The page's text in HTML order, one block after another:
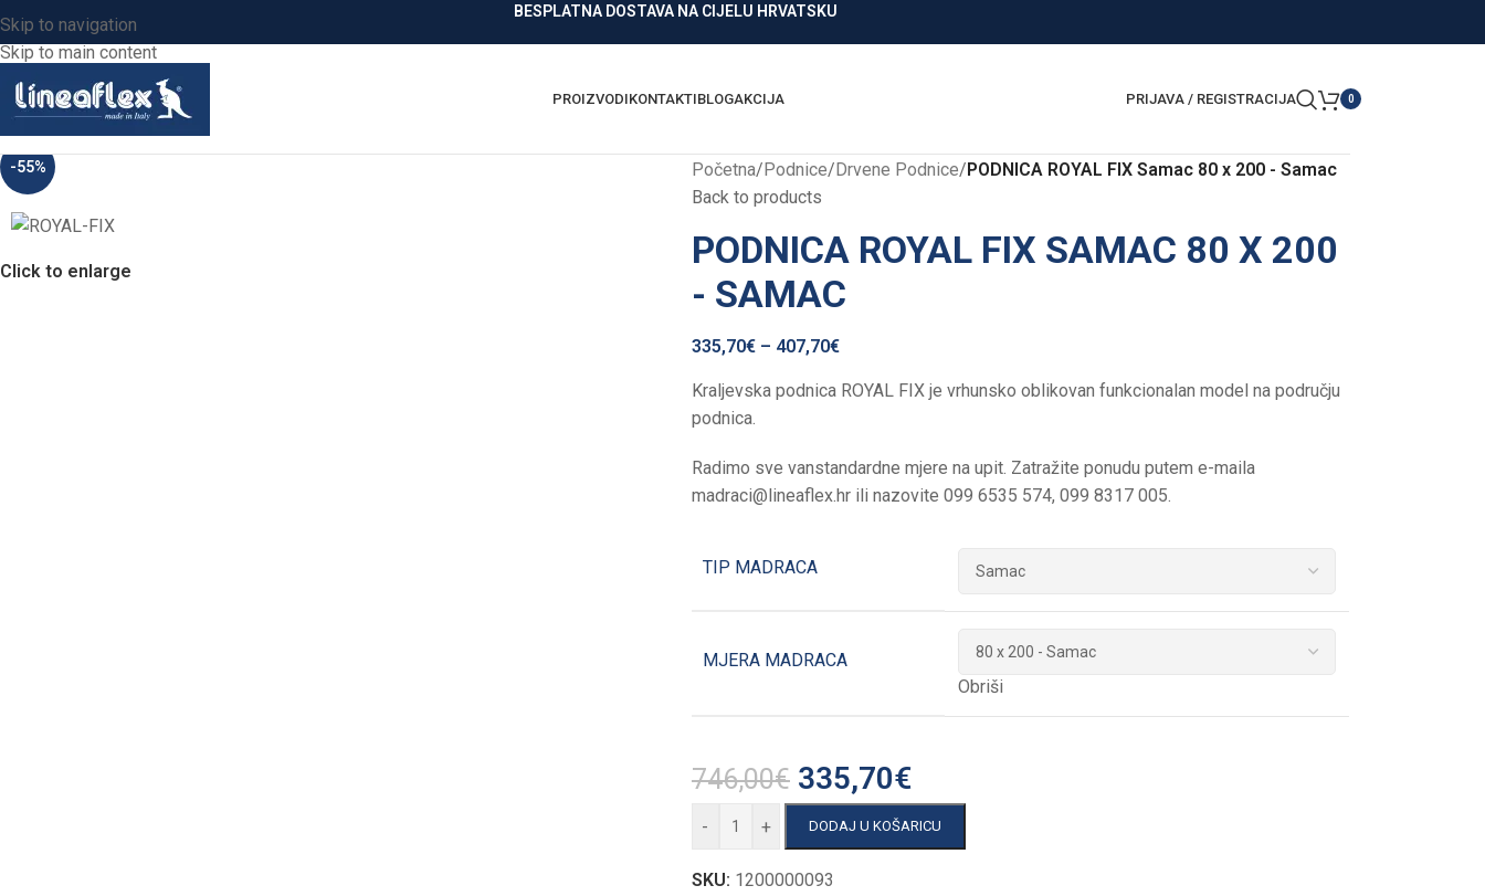
Skip to navigation
Skip to main content
BESPLATNA DOSTAVA NA CIJELU HRVATSKU
PROIZVODIKONTAKTIBLOGAKCIJA PRIJAVA / REGISTRACIJA 0
-55%
Click to enlarge
Početna/Podnice/Drvene Podnice/PODNICA ROYAL FIX Samac 80 x 200 - Samac
Back to products
PODNICA ROYAL FIX SAMAC 80 X 200
- SAMAC
335,70€ – 407,70€
Kraljevska podnica ROYAL FIX je vrhunsko oblikovan funkcionalan model na području
podnica.
Radimo sve vanstandardne mjere na upit. Zatražite ponudu putem e-maila
madraci@lineaflex.hrili nazovite 099 6535 574, 099 8317 005.
TIP MADRACA
MJERA MADRACA
Obriši
746,00€ 335,70€
- + DODAJ U KOŠARICU
SKU: 1200000093